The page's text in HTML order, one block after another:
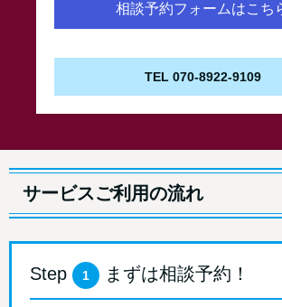
相談予約フォームはこち
TEL 070-8922-9109
サービスご利用の流れ
Step 1 まずは相談予約！